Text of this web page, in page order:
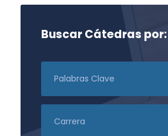
Buscar Cátedras por: